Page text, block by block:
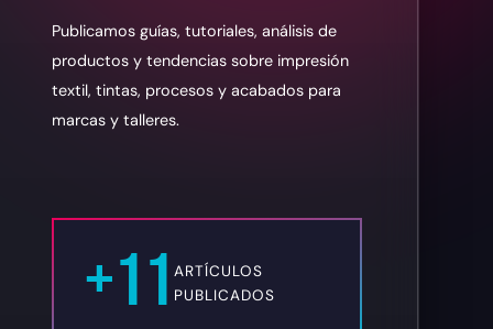
Publicamos guías, tutoriales, análisis de
productos y tendencias sobre impresión
textil, tintas, procesos y acabados para
marcas y talleres.
+11 ARTÍCULOS
PUBLICADOS